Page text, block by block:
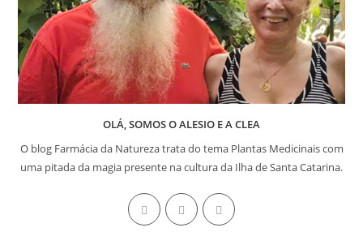
OLÁ, SOMOS O ALESIO E A CLEA
O blog Farmácia da Natureza trata do tema Plantas Medicinais com
uma pitada da magia presente na cultura da Ilha de Santa Catarina.
Abre
em
Abre
em
Abre